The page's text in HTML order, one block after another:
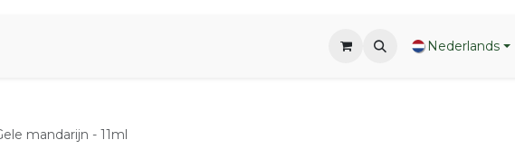
Nederlands
mandarijn - 11ml